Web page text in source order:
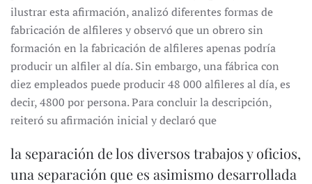
ilustrar esta afirmación, analizó diferentes formas de
fabricación de alfileres y observó que un obrero sin
formación en la fabricación de alfileres apenas podría
producir un alfiler al día. Sin embargo, una fábrica con
diez empleados puede producir 48 000 alfileres al día, es
decir, 4800 por persona. Para concluir la descripción,
reiteró su afirmación inicial y declaró que
la separación de los diversos trabajos y oficios,
una separación que es asimismo desarrollada